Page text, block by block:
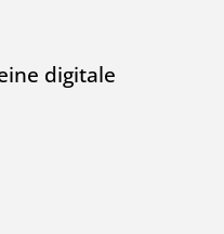
digitale
Zukunft